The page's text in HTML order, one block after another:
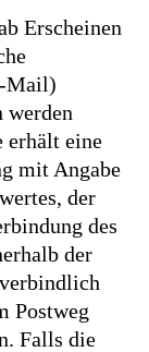
Erscheinen
Mail)
werden
erhält eine
mit Angabe
der
des
der
Postweg
Falls die